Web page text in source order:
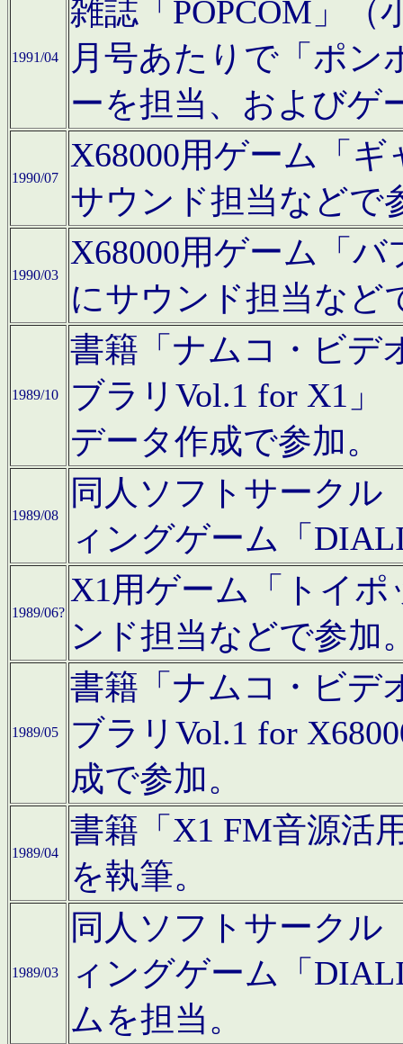
1991/04
雑誌「POPCOM」（
月号あたりで「ポン
ーを担当、およびゲ
1990/07
X68000用ゲーム「
サウンド担当などで
1990/03
X68000用ゲーム「
にサウンド担当など
1989/10
書籍「ナムコ・ビデ
ブラリVol.1 for X1」
データ作成で参加。
1989/08
同人ソフトサークル
ィングゲーム「
1989/06?
X1用ゲーム「トイ
ンド担当などで参加
1989/05
書籍「ナムコ・ビデ
ブラリVol.1 for
成で参加。
1989/04
書籍「X1 FM音源活
を執筆。
1989/03
同人ソフトサークル
ィングゲーム「
ムを担当。